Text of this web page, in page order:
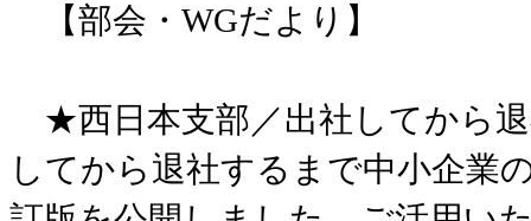
【部会・WGだより】
★西日本支部／出社してから
してから退社するまで中小企業